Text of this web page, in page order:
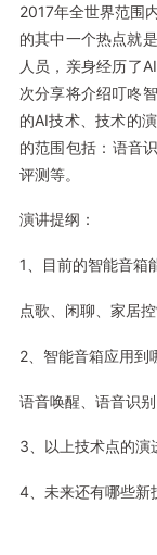
2017年全世界范围
的其中一个热点就
人员，亲身经历了
次分享将介绍叮咚
的AI技术、技术的
的范围包括：语音
评测等。
演讲提纲：
1、目前的智能音箱
点歌、闲聊、家居
2、智能音箱应用到
语音唤醒、语音识
3、以上技术点的演
4、未来还有哪些新